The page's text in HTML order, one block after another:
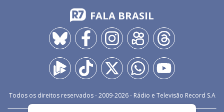
FALA BRASIL
Todos os direitos reservados - 2009-2026- Rádio e Televisão Record S.A